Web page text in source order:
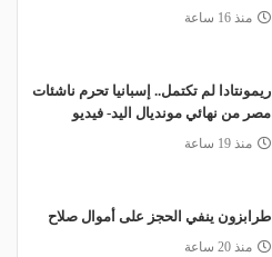
منذ 16 ساعة
ريمونتادا لم تكتمل.. إسبانيا تحرم ناشئات
مصر من نهائي مونديال اليد- فيديو
منذ 19 ساعة
طرابزون ينفي الحجز على أموال صلاح
منذ 20 ساعة